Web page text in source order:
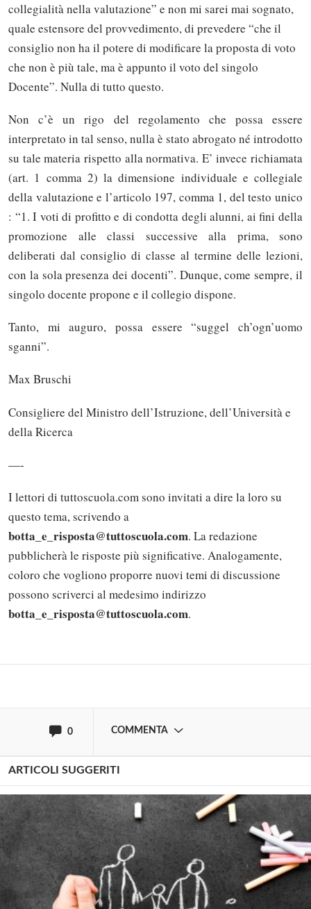
collegialità nella valutazione” e non mi sarei mai sognato,
quale estensore del provvedimento, di prevedere “che il
consiglio non ha il potere di modificare la proposta di voto
che non è più tale, ma è appunto il voto del singolo
Docente”. Nulla di tutto questo.
Non c’è un rigo del regolamento che possa essere
interpretato in tal senso, nulla è stato abrogato né introdotto
su tale materia rispetto alla normativa. E’ invece richiamata
(art. 1 comma 2) la dimensione individuale e collegiale
della valutazione e l’articolo 197, comma 1, del testo unico
: “1. I voti di profitto e di condotta degli alunni, ai fini della
promozione alle classi successive alla prima, sono
deliberati dal consiglio di classe al termine delle lezioni,
con la sola presenza dei docenti”. Dunque, come sempre, il
singolo docente propone e il collegio dispone.
Tanto, mi auguro, possa essere “suggel ch’ogn’uomo
sganni”.
Max Bruschi
Consigliere del Ministro dell’Istruzione, dell’Università e
della Ricerca
—-
I lettori di tuttoscuola.com sono invitati a dire la loro su
questo tema, scrivendo a
botta_e_risposta@tuttoscuola.com. La redazione
pubblicherà le risposte più significative. Analogamente,
coloro che vogliono proporre nuovi temi di discussione
possono scriverci al medesimo indirizzo
botta_e_risposta@tuttoscuola.com.
0 COMMENTA
Solo gli utenti registrati possono
commentare!
ARTICOLI SUGGERITI